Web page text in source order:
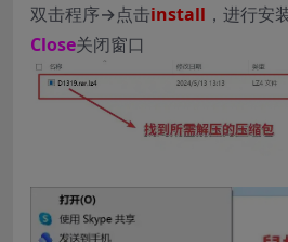
双击程序→点击install ，进行安
Close关闭窗口